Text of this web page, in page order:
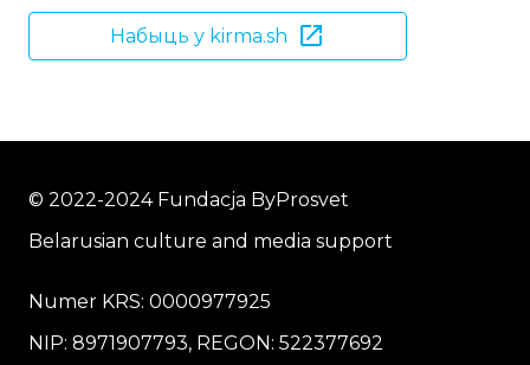
Набыць у kirma.sh
© 2022-2024 Fundacja ByProsvet
Belarusian culture and media support
Numer KRS: 0000977925
NIP: 8971907793, REGON: 522377692